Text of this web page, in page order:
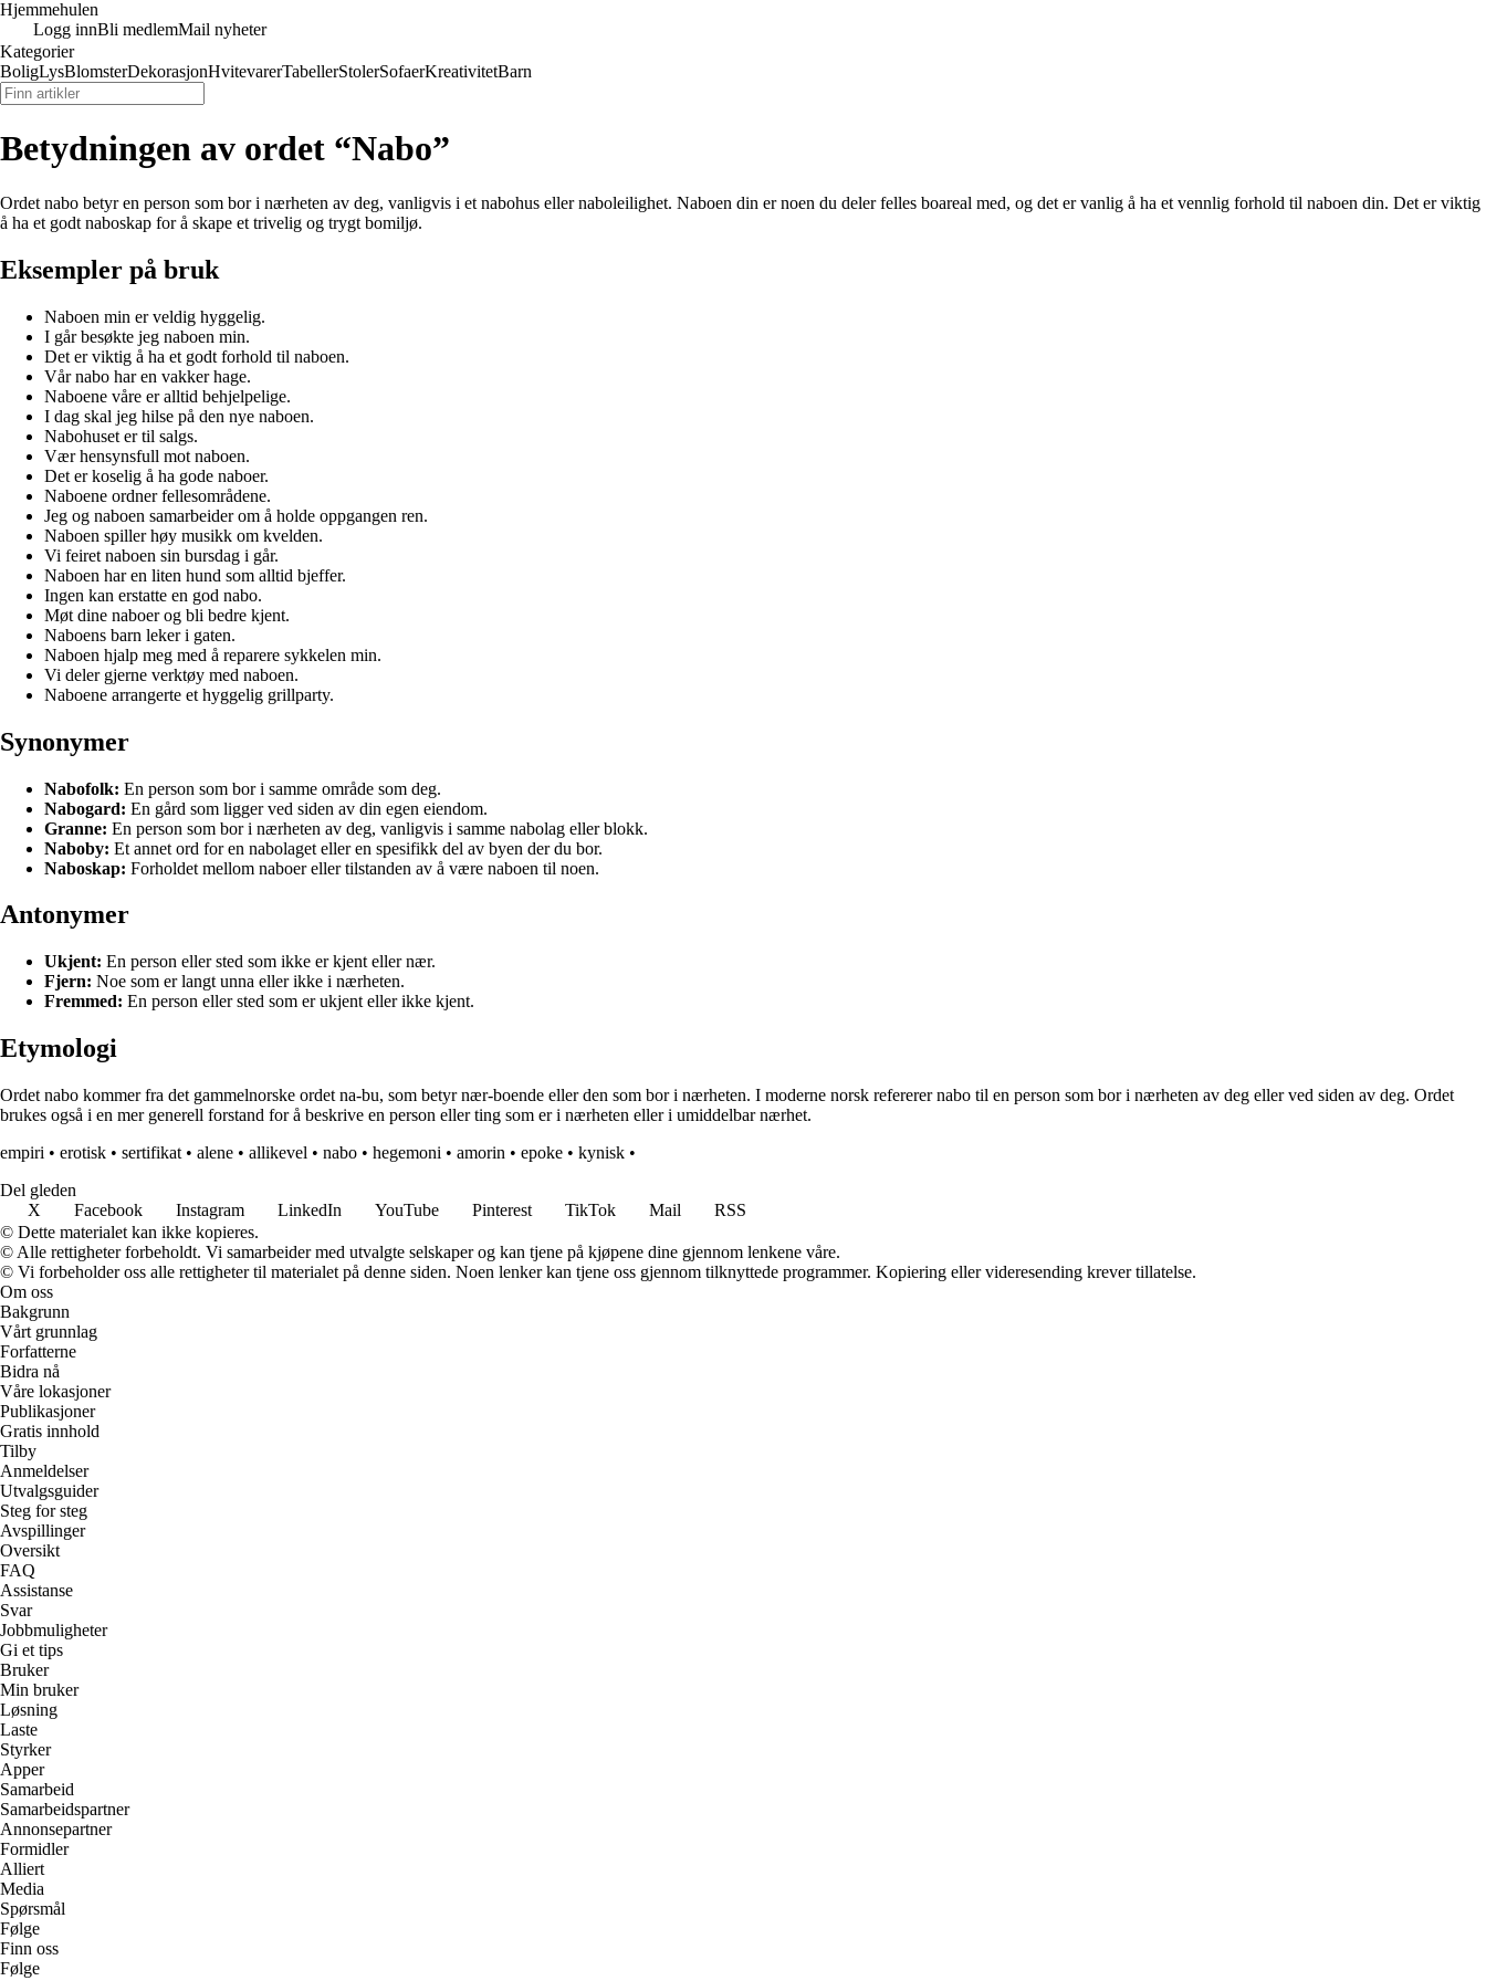
Hjemmehulen
Logg innBli medlemMail nyheter
Kategorier
BoligLysBlomsterDekorasjonHvitevarerTabellerStolerSofaerKreativitetBarn
Betydningen av ordet “Nabo”
Ordet nabo betyr en person som bor i nærheten av deg, vanligvis i et nabohus eller naboleilighet. Naboen din er noen du deler felles boareal med, og det er vanlig å ha et vennlig forhold til naboen din. Det er viktig
å ha et godt naboskap for å skape et trivelig og trygt bomiljø.
Eksempler på bruk
Naboen min er veldig hyggelig.
I går besøkte jeg naboen min.
Det er viktig å ha et godt forhold til naboen.
Vår nabo har en vakker hage.
Naboene våre er alltid behjelpelige.
I dag skal jeg hilse på den nye naboen.
Nabohuset er til salgs.
Vær hensynsfull mot naboen.
Det er koselig å ha gode naboer.
Naboene ordner fellesområdene.
Jeg og naboen samarbeider om å holde oppgangen ren.
Naboen spiller høy musikk om kvelden.
Vi feiret naboen sin bursdag i går.
Naboen har en liten hund som alltid bjeffer.
Ingen kan erstatte en god nabo.
Møt dine naboer og bli bedre kjent.
Naboens barn leker i gaten.
Naboen hjalp meg med å reparere sykkelen min.
Vi deler gjerne verktøy med naboen.
Naboene arrangerte et hyggelig grillparty.
Synonymer
Nabofolk: En person som bor i samme område som deg.
Nabogard: En gård som ligger ved siden av din egen eiendom.
Granne: En person som bor i nærheten av deg, vanligvis i samme nabolag eller blokk.
Naboby: Et annet ord for en nabolaget eller en spesifikk del av byen der du bor.
Naboskap: Forholdet mellom naboer eller tilstanden av å være naboen til noen.
Antonymer
Ukjent: En person eller sted som ikke er kjent eller nær.
Fjern: Noe som er langt unna eller ikke i nærheten.
Fremmed: En person eller sted som er ukjent eller ikke kjent.
Etymologi
Ordet nabo kommer fra det gammelnorske ordet na-bu, som betyr nær-boende eller den som bor i nærheten. I moderne norsk refererer nabo til en person som bor i nærheten av deg eller ved siden av deg. Ordet
brukes også i en mer generell forstand for å beskrive en person eller ting som er i nærheten eller i umiddelbar nærhet.
empiri • erotisk • sertifikat • alene • allikevel • nabo • hegemoni • amorin • epoke • kynisk •
Del gleden
X
Facebook Instagram LinkedIn YouTube Pinterest TikTok Mail
RSS
© Dette materialet kan ikke kopieres.
© Alle rettigheter forbeholdt. Vi samarbeider med utvalgte selskaper og kan tjene på kjøpene dine gjennom lenkene våre.
© Vi forbeholder oss alle rettigheter til materialet på denne siden. Noen lenker kan tjene oss gjennom tilknyttede programmer. Kopiering eller videresending krever tillatelse.
Om oss
Bakgrunn
Vårt grunnlag
Forfatterne
Bidra nå
Våre lokasjoner
Publikasjoner
Gratis innhold
Tilby
Anmeldelser
Utvalgsguider
Steg for steg
Avspillinger
Oversikt
FAQ
Assistanse
Svar
Jobbmuligheter
Gi et tips
Bruker
Min bruker
Løsning
Laste
Styrker
Apper
Samarbeid
Samarbeidspartner
Annonsepartner
Formidler
Alliert
Media
Spørsmål
Følge
Finn oss
Følge